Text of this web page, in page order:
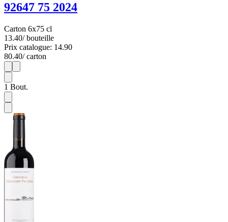
92647 75 2024
Carton 6x75 cl
13.40/ bouteille
Prix catalogue: 14.90
80.40/ carton
1
1 Bout.